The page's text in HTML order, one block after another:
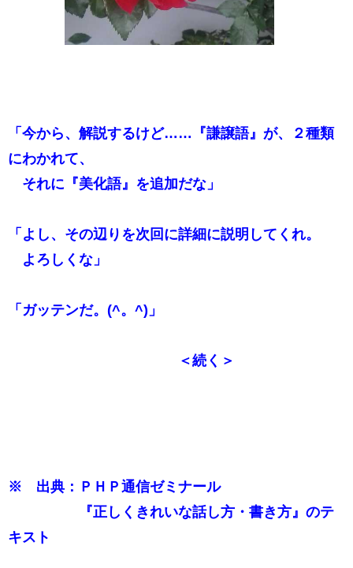
「今から、解説するけど……『謙譲語』が、２種類
にわかれて、
それに『美化語』を追加だな」
「よし、その辺りを次回に詳細に説明してくれ。
よろしくな」
「ガッテンだ。(^。^)」
＜続く＞
※ 出典：ＰＨＰ通信ゼミナール
『正しくきれいな話し方・書き方』のテ
キスト